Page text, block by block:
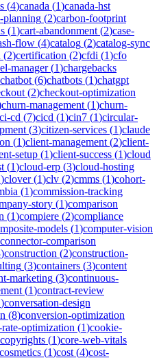
(4)canada (1)canada-hst
planning (2)carbon-footprint
(1)cart-abandonment (2)case-
flow (4)catalog (2)catalog-sync
(2)certification (2)cfdi (1)cfo
manager(1)chargebacks
chatbot (6)chatbots (1)chatgpt
(2)checkout-optimization
churn-management (1)churn-
ci-cd (7)cicd (1)cin7 (1)circular-
(3)citizen-services (1)claude
(1)client-management (2)client-
setup (1)client-success (1)cloud
(1)cloud-erp (3)cloud-hosting
)clover(1)clv (2)cmms (1)cohort-
(1)commission-tracking
story (1)comparison
(1)compiere (2)compliance
models (1)computer-vision
connector-comparison
)construction (2)construction-
(3)containers (3)content
marketing (3)continuous-
(1)contract-review
)conversation-design
(8)conversion-optimization
optimization (1)cookie-
copyrights (1)core-web-vitals
cosmetics (1)cost (4)cost-